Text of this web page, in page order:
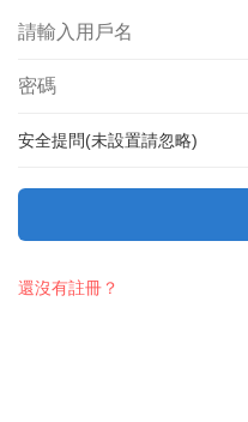
安全提問(未設置請忽略)
還沒有註冊？